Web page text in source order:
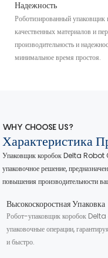
Надежность
Роботизированный упаковщик
качественных материалов и
производительность и
минимальное время простоя.
WHY CHOOSE US?
Характеристика
Упаковщик коробок Delta Robot
упаковочное решение,
повышения производительности
Высокоскоростная Упаковка
Робот-упаковщик коробок Delta
упаковочные операции,
и быстро.